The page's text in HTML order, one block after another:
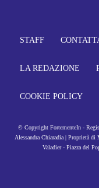
STAFF
LA REDAZIONE
COOKIE POLICY
© Copyright FortementeIn -
Alessandra Chiaradia | Proprietà
Valadier - Piazza del